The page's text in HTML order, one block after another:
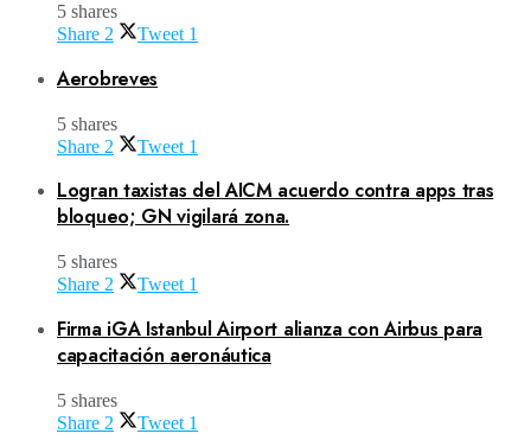
5 shares
Share 2 Tweet 1
Aerobreves
5 shares
Share 2 Tweet 1
Logran taxistas del AICM acuerdo contra apps tras
bloqueo; GN vigilará zona.
5 shares
Share 2 Tweet 1
Firma iGA Istanbul Airport alianza con Airbus para
capacitación aeronáutica
5 shares
Share 2 Tweet 1